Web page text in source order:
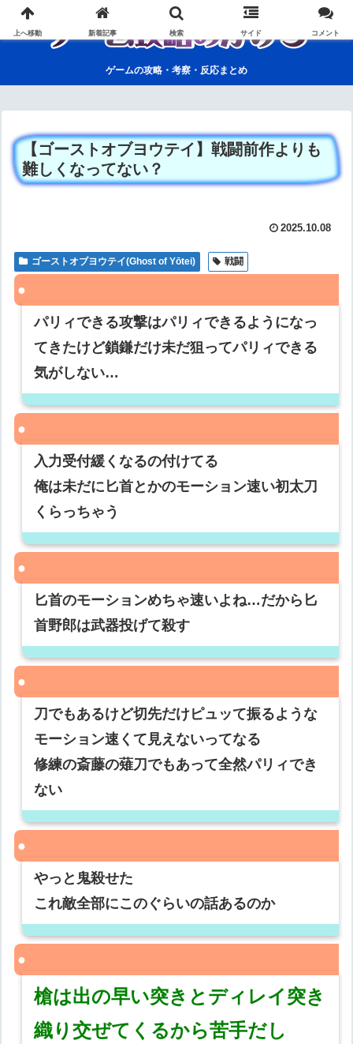
ゲームの攻略・考察・反応まとめ
【ゴーストオブヨウテイ】戦闘前作よりも
難しくなってない？
2025.10.08
ゴーストオブヨウテイ(Ghost of Yōtei) 戦闘
パリィできる攻撃はパリィできるようになっ
てきたけど鎖鎌だけ未だ狙ってパリィできる
気がしない…
入力受付緩くなるの付けてる
俺は未だに匕首とかのモーション速い初太刀
くらっちゃう
匕首のモーションめちゃ速いよね…だから匕
首野郎は武器投げて殺す
刀でもあるけど切先だけピュッて振るような
モーション速くて見えないってなる
修練の斎藤の薙刀でもあって全然パリィでき
ない
やっと鬼殺せた
これ敵全部にこのぐらいの話あるのか
槍は出の早い突きとディレイ突き
織り交ぜてくるから苦手だし
上へ移動 新着記事 検索 サイド コメント